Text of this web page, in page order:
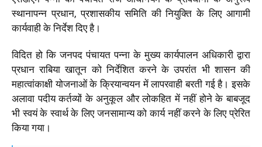
स्थानापन्न प्रधान, प्रशासकीय समिति की नियुक्ति के लिए आगामी
कार्यवाही के निर्देश दिए है।
विदित हो कि जनपद पंचायत पन्ना के मुख्य कार्यपालन अधिकारी द्वारा
प्रधान राबिया खातून को निर्देशित करने के उपरांत भी शासन की
महात्वांकाक्षी योजनाओं के क्रियान्वयन में लापरवाही बरती गई है। इसके
अलावा पदीय कर्तव्यों के अनुकूल और लोकहित में नहीं होने के बाबजूद
भी स्वयं के स्वार्थ के लिए जनसामान्य को कार्य नहीं करने के लिए प्रेरित
किया गया।